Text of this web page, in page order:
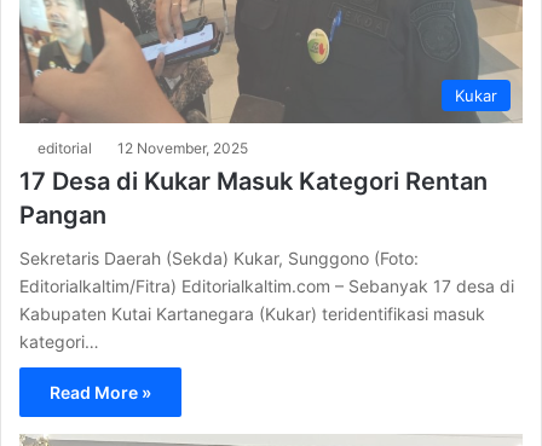
Kukar
editorial 12 November, 2025
17 Desa di Kukar Masuk Kategori Rentan
Pangan
Sekretaris Daerah (Sekda) Kukar, Sunggono (Foto:
Editorialkaltim/Fitra) Editorialkaltim.com – Sebanyak 17 desa di
Kabupaten Kutai Kartanegara (Kukar) teridentifikasi masuk
kategori…
Read More »